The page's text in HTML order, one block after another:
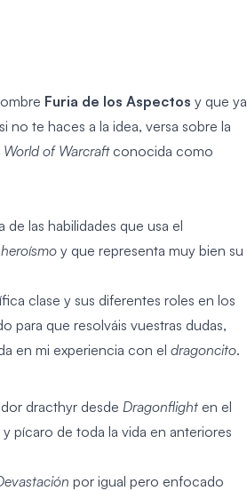
Furia de los Aspectos y que ya
no te haces a la idea, versa sobre la
World of Warcraftconocida como
las habilidades que usa el
heroísmo y que representa muy bien su
clase y sus diferentes roles en los
para que resolváis vuestras dudas,
en mi experiencia con el dragoncito.
dracthyr desde Dragonflight en el
pícaro de toda la vida en anteriores
por igual pero enfocado